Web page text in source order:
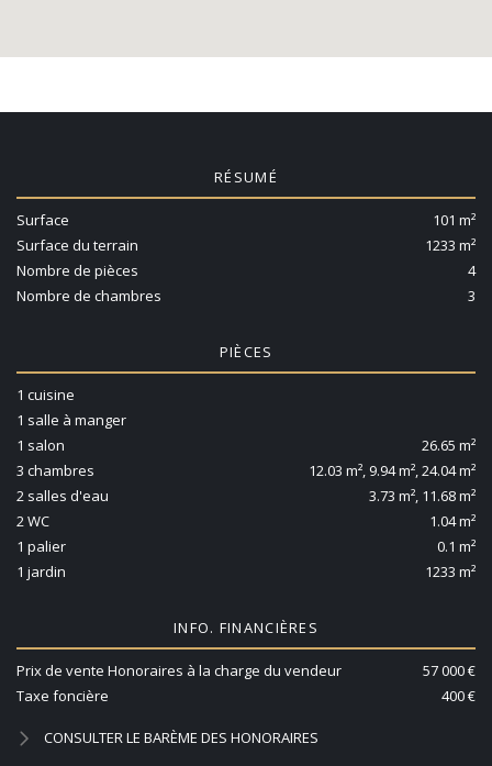
RÉSUMÉ
Surface
101 m²
Surface du terrain
1233 m²
Nombre de pièces
4
Nombre de chambres
3
PIÈCES
1 cuisine
1 salle à manger
1 salon
26.65 m²
3 chambres
12.03 m², 9.94 m², 24.04 m²
2 salles d'eau
3.73 m², 11.68 m²
2 WC
1.04 m²
1 palier
0.1 m²
1 jardin
1233 m²
INFO. FINANCIÈRES
Prix de vente Honoraires à la charge du vendeur
57 000 €
Taxe foncière
400 €
CONSULTER LE BARÈME DES HONORAIRES